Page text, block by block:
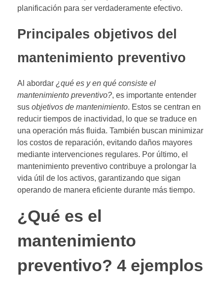
planificación para ser verdaderamente efectivo.
Principales objetivos del
mantenimiento preventivo
Al abordar ¿qué es y en qué consiste el
mantenimiento preventivo?, es importante entender
sus objetivos de mantenimiento. Estos se centran en
reducir tiempos de inactividad, lo que se traduce en
una operación más fluida. También buscan minimizar
los costos de reparación, evitando daños mayores
mediante intervenciones regulares. Por último, el
mantenimiento preventivo contribuye a prolongar la
vida útil de los activos, garantizando que sigan
operando de manera eficiente durante más tiempo.
¿Qué es el
mantenimiento
preventivo? 4 ejemplos